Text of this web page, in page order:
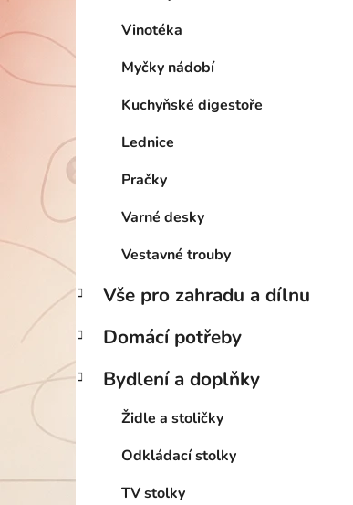
Vinotéka
Myčky nádobí
Kuchyňské digestoře
Lednice
Pračky
Varné desky
Vestavné trouby
Vše pro zahradu a dílnu
Domácí potřeby
Bydlení a doplňky
Židle a stoličky
Odkládací stolky
TV stolky